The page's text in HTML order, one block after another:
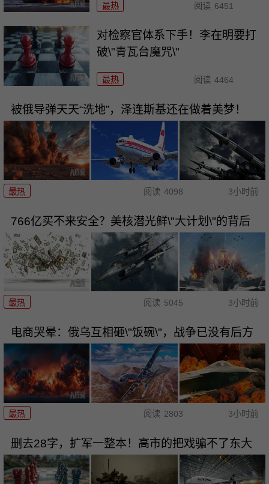
最热 阅读 6451
对检察官体系下手！李在明要打
破\"青瓦台魔咒\"
最热 阅读 4464
被俄导弹天天“洗地”，泽连斯基还在做着美梦！
最热 阅读 4098 3小时前
766亿买不来安全？美核潜光鲜\"大计划\"的背后
最热 阅读 5045 3小时前
电商哭晕：俄乌互相砸\"饭碗\"，战争已没有后方
最热 阅读 2803 3小时前
删去28字，扩军一整本！高市的把戏骗不了东大